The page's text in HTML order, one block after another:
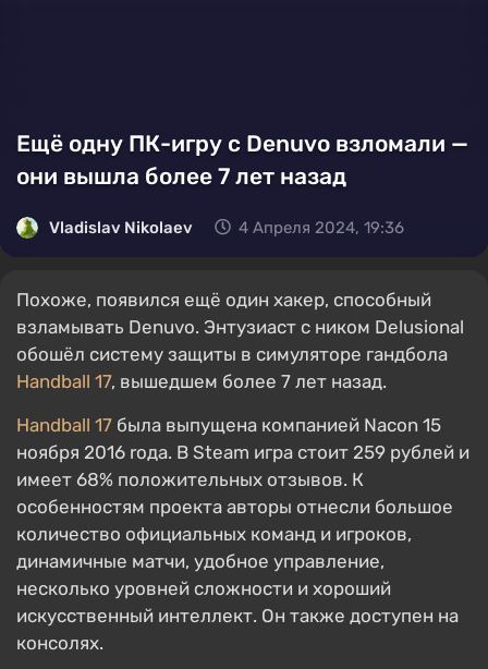
Ещё одну ПК-игру с Denuvo взломали —
они вышла более 7 лет назад
Vladislav Nikolaev 4 Апреля 2024, 19:36
Похоже, появился ещё один хакер, способный
взламывать Denuvo. Энтузиаст с ником Delusional
обошёл систему защиты в симуляторе гандбола
Handball 17, вышедшем более 7 лет назад.
Handball 17 была выпущена компанией Nacon 15
ноября 2016 rода. В Steam игра стоит 259 рублей и
имеет 68% положительных отзывов. К
особенностям проекта авторы отнесли большое
количество официальных команд и игроков,
динамичные матчи, удобное управление,
несколько уровней сложности и хороший
искусственный интеллект. Он также доступен на
консолях.